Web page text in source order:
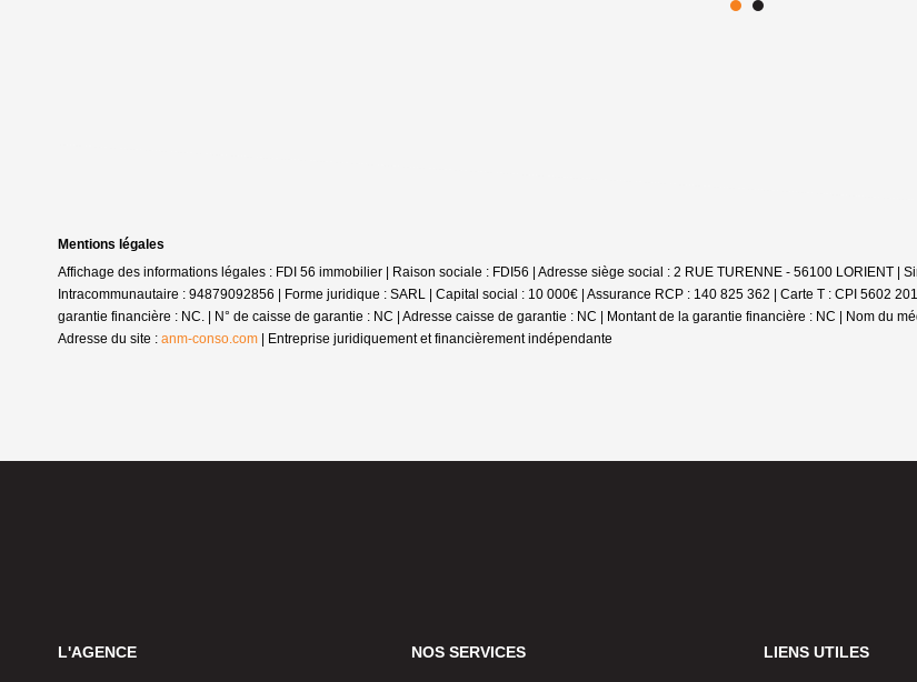
Mentions légales
Affichage des informations légales : FDI 56 immobilier | Raison sociale : FDI56 | Adresse siège social : 2 RUE TURENNE - 56100 LORIENT |
Intracommunautaire : 94879092856 | Forme juridique : SARL | Capital social : 10 000€ | Assurance RCP : 140 825 362 | Carte T : CPI 5602
garantie financière : NC. | N° de caisse de garantie : NC | Adresse caisse de garantie : NC | Montant de la garantie financière : NC | Nom du
Adresse du site : anm-conso.com Entreprise juridiquement et financièrement indépendante
L'AGENCE NOS SERVICES LIENS UTILES